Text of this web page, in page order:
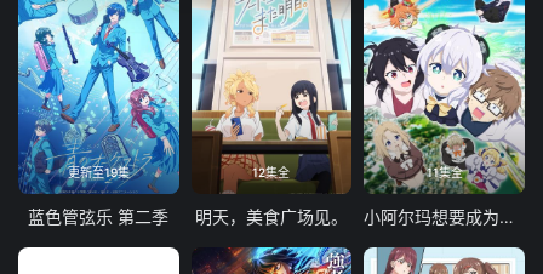
更新至19集
蓝色管弦乐 第二季
12集全
明天，美食广场见。
11集全
小阿尔玛想要成为家人